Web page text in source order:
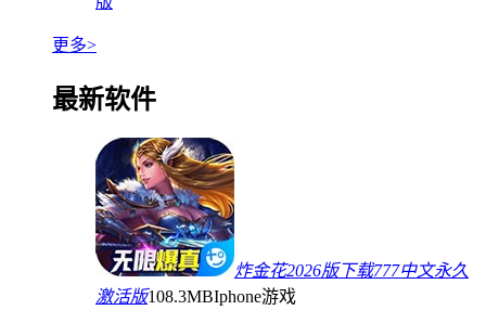
更多>
最新软件
炸金花2026版下载777中文永久
激活版108.3MBIphone游戏